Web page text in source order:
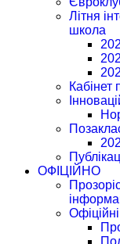
Літня
школа
Кабінет
ОФІЦІЙНО